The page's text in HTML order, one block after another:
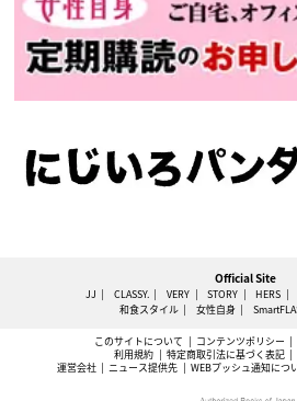
Official Site
JJ CLASSY. VERY STORY HERS
和食スタイル
女性自身
このサイトについて コンテンツポリシー
利用規約
特定商取引法に基づく表記
運営会社
ニュース提供先 WEBプッシュ通知につ